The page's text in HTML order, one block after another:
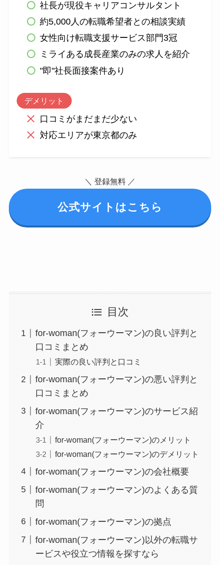
社長が現役キャリアコンサルタント
約5,000人の転職希望者との相談実績
女性向け転職支援サービス部門3冠
ミライある成長産業のみの求人を紹介
"即"社長面接案件あり
デメリット
口コミがまだまだ少ない
対応エリアが東京都のみ
＼ 登録無料 ／
公式サイトはこちら
目次
for-woman(フォーウーマン)の良い評判と
口コミまとめ
実際の良い評判と口コミ
for-woman(フォーウーマン)の悪い評判と
口コミまとめ
for-woman(フォーウーマン)のサービス紹
介
for-woman(フォーウーマン)のメリット
for-woman(フォーウーマン)のデメリット
for-woman(フォーウーマン)の会社概要
for-woman(フォーウーマン)のよくある質
問
for-woman(フォーウーマン)の拠点
for-woman(フォーウーマン)以外の転職サ
ービスや役立つ情報を探すなら